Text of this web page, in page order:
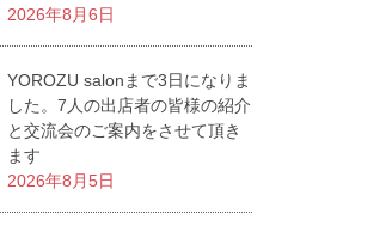
2026年8月6日
YOROZU salonまで3日になりま
した。7人の出店者の皆様の紹介
と交流会のご案内をさせて頂き
ます
2026年8月5日